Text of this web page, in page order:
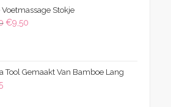
€39,50.€24,95.
Voetmassage Stokje
Oorspronkelijke
€9,50Huidige
Tool Gemaakt Van Bamboe Lang